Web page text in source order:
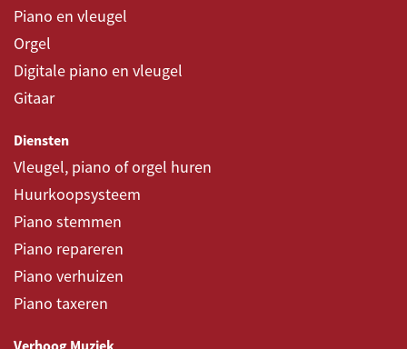
Piano en vleugel
Orgel
Digitale piano en vleugel
Gitaar
Diensten
Vleugel, piano of orgel huren
Huurkoopsysteem
Piano stemmen
Piano repareren
Piano verhuizen
Piano taxeren
Verhoog Muziek